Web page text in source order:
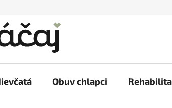
Obuv chlapci